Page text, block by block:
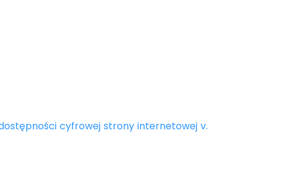
cyfrowej strony internetowej v.